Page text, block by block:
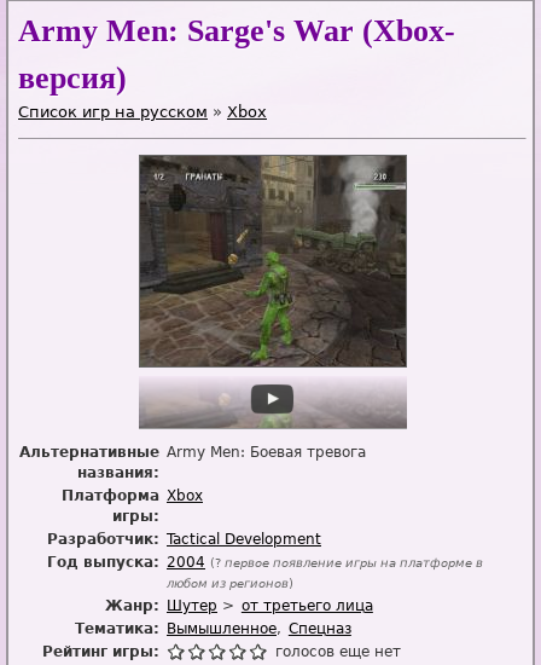
Army Men: Sarge's War (Xbox-
версия)
Список игр на русском » Xbox
Альтернативные
названия:
Army Men: Боевая тревога
Платформа
игры:
Xbox
Разработчик: Tactical Development
Год выпуска: 2004 (? первое появление игры на платформе в
любом из регионов)
Жанр: Шутер
от третьего лица
Тематика:
Вымышленное
Спецназ
Рейтинг игры:
голосов еще нет